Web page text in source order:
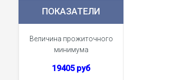
ПОКАЗАТЕЛИ
Величина прожиточного
минимума
19405 руб